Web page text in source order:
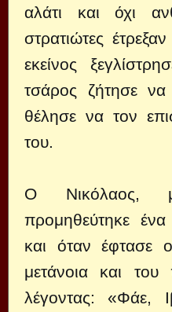
αλάτι και όχι
στρατιώτες
εκείνος
τσάρος ζήτησε να
θέλησε να τον
του.
Ο Νικόλαος,
προμηθεύτηκε
και όταν έφτασε
μετάνοια και
λέγοντας: «Φάε,